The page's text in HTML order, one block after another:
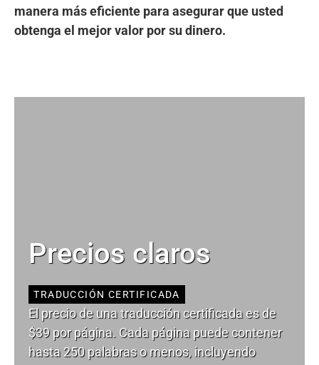
manera más eficiente para asegurar que usted
obtenga el mejor valor por su dinero.
Precios claros
TRADUCCIÓN CERTIFICADA
El precio de una traducción certificada es de
$39 por página. Cada página puede contener
hasta 250 palabras o menos, incluyendo